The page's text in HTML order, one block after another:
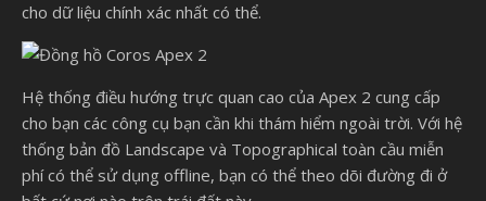
cho dữ liệu chính xác nhất có thể.
Hệ thống điều hướng trực quan cao của Apex 2 cung cấp
cho bạn các công cụ bạn cần khi thám hiểm ngoài trời. Với hệ
thống bản đồ Landscape và Topographical toàn cầu miễn
phí có thể sử dụng offline, bạn có thể theo dõi đường đi ở